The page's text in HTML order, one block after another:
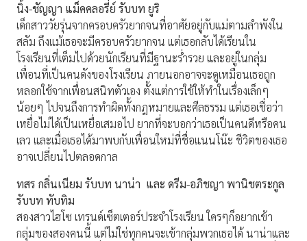
นิ้ง-ชัญญา แม็คคลอรี่ย์ รับบท ยูริ
เด็กสาววัยรุ่นจากครอบครัวยากจนที่อาศัยอยู่กับแม่ตามลำพังใน
สลัม ถึงแม้เธอจะมีครอบครัวยากจน แต่เธอกลับได้เรียนใน
โรงเรียนที่เต็มไปด้วยนักเรียนที่มีฐานะร่ำรวย และอยู่ในกลุ่ม
เพื่อนที่เป็นคนดังของโรงเรียน ภายนอกอาจจะดูเหมือนเธอถูก
หลอกใช้จากเพื่อนสนิทตัวเอง ตั้งแต่การใช้ให้ทำในเรื่องเล็กๆ
น้อยๆ ไปจนถึงการทำผิดทั้งกฎหมายและศีลธรรม แต่เธอเชื่อว่า
เหยื่อไม่ได้เป็นเหยื่อเสมอไป ยากที่จะบอกว่าเธอเป็นคนดีหรือคน
เลว และเมื่อเธอได้มาพบกับเพื่อนใหม่ที่ชื่อแนนโน๊ะ ชีวิตของเธอ
อาจเปลี่ยนไปตลอดกาล
ทสร กลิ่นเนียม รับบท นาน่า และ ดรีม-อภิชญา พานิชตระกูล
รับบท ทับทิม
สองสาวไฮโซ เทรนด์เซ็ตเตอร์ประจำโรงเรียน ใครๆก็อยากเข้า
กลุ่มของสองคนนี้ แต่ไม่ใช่ทุกคนจะเข้ากลุ่มพวกเธอได้ นาน่าและ